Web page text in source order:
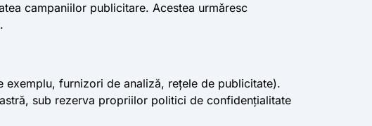
campaniilor publicitare. Acestea urmăresc
furnizori de analiză, rețele de publicitate).
sub rezerva propriilor politici de confidențialitate